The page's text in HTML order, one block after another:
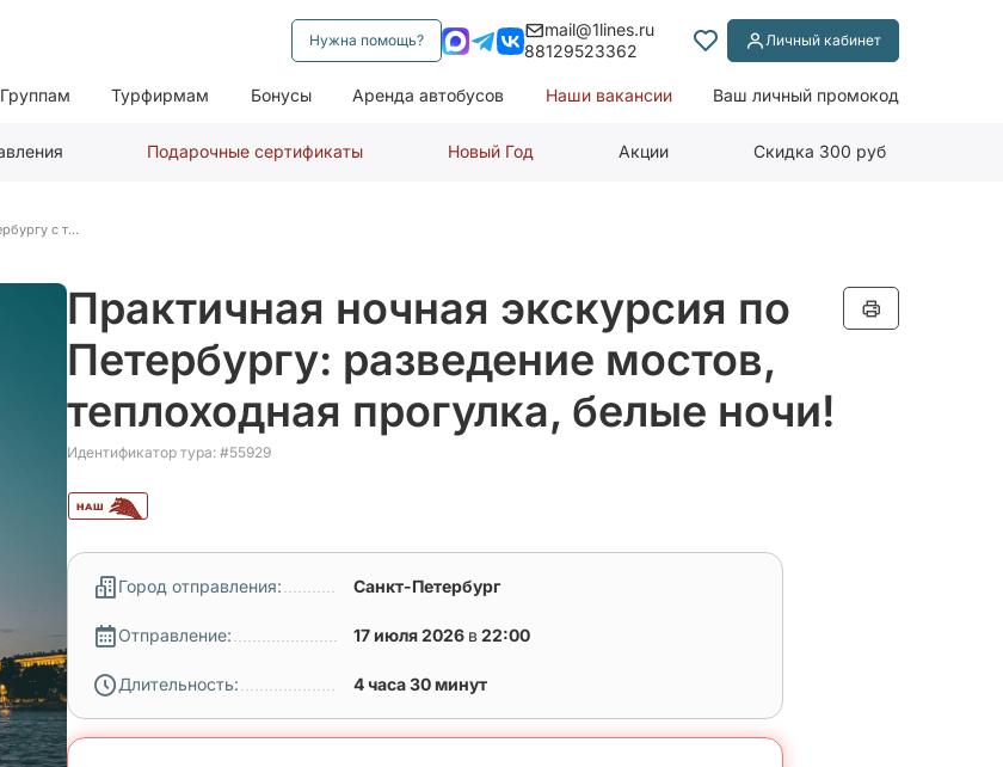
Нужна помощь?
mail@1lines.ru
88129523362
Личный кабинет
Группам Турфирмам Бонусы Аренда автобусов Наши вакансии Ваш личный промокод
Подарочные сертификаты Новый Год Акции Скидка 300 руб
с т...
Практичная ночная экскурсия по
Петербургу: разведение мостов,
теплоходная прогулка, белые ночи!
Идентификатор тура: #55929
Город отправления: Санкт-Петербург
Отправление: 17 июля 2026 в22:00
Длительность: 4 часа 30 минут